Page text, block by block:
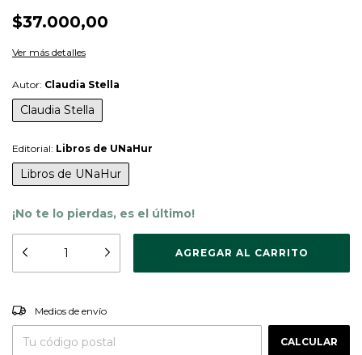
$37.000,00
Ver más detalles
Autor: Claudia Stella
Claudia Stella
Editorial: Libros de UNaHur
Libros de UNaHur
¡No te lo pierdas, es el último!
Entregas para el CP:
Medios de envío
CALCULAR